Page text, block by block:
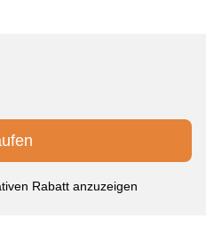
Rabatt anzuzeigen